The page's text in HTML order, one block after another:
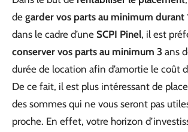
de garder vos parts au minimum durant
dans le cadre d’une SCPI Pinel, il est
conserver vos parts au minimum 3 ans
durée de location afin d’amortie le coût
De ce fait, il est plus intéressant de
des sommes qui ne vous seront pas
proche. En effet, votre horizon